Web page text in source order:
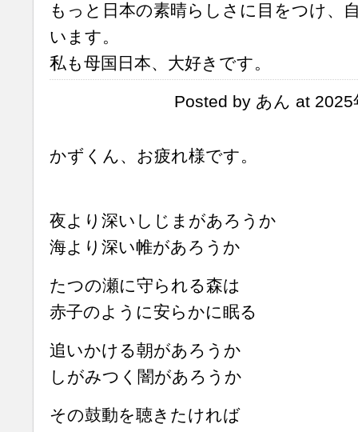
もっと日本の素晴らしさに目をつけ、
います。
私も母国日本、大好きです。
Posted by あん at
かずくん、お疲れ様です。
夜より深いしじまがあろうか
海より深い帷があろうか
たつの瀬に守られる森は
赤子のように安らかに眠る
追いかける朝があろうか
しがみつく闇があろうか
その鼓動を聴きたければ